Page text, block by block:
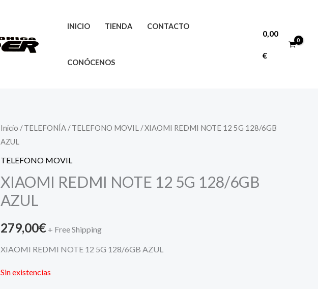
INICIO TIENDA CONTACTO
CONÓCENOS
0,00
€
Inicio /TELEFONÍA /TELEFONO MOVIL / XIAOMI REDMI NOTE 12 5G 128/6GB
AZUL
TELEFONO MOVIL
XIAOMI REDMI NOTE 12 5G 128/6GB
AZUL
279,00€ + Free Shipping
XIAOMI REDMI NOTE 12 5G 128/6GB AZUL
Sin existencias